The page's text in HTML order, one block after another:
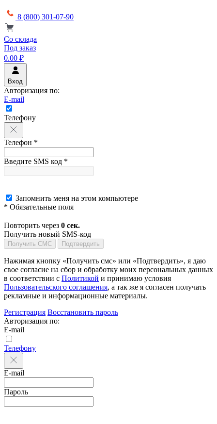
8 (800) 301-07-90
Со склада
Под заказ
0.00 ₽
Вход
Авторизация по:
E-mail
Телефону
Телефон *
Введите SMS код *
Запомнить меня на этом компьютере
* Обязательные поля
Повторить через 0 сек.
Получить новый SMS-код
Получить СМС Подтвердить
Нажимая кнопку «Получить смс» или «Подтвердить», я даю
свое согласие на сбор и обработку моих персональных данных
в соответствии с Политикой и принимаю условия
Пользовательского соглашения, а так же я согласен получать
рекламные и информационные материалы.
Регистрация Восстановить пароль
Авторизация по:
E-mail
Телефону
E-mail
Пароль